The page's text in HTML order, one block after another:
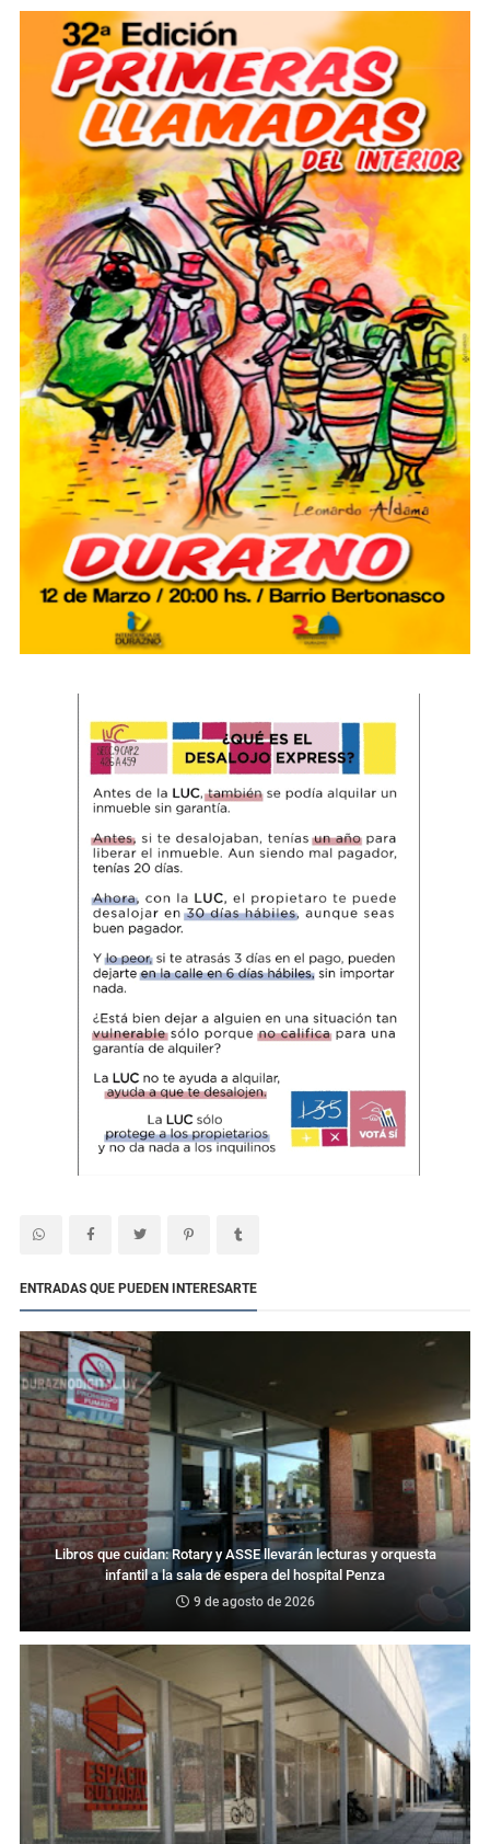
ENTRADAS QUE PUEDEN INTERESARTE
Libros que cuidan: Rotary y ASSE llevarán lecturas y orquesta
infantil a la sala de espera del hospital Penza
9 de agosto de 2026